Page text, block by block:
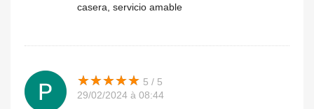
casera, servicio amable
★★★★★
★★★★★ 5 / 5
29/02/2024 à 08:44